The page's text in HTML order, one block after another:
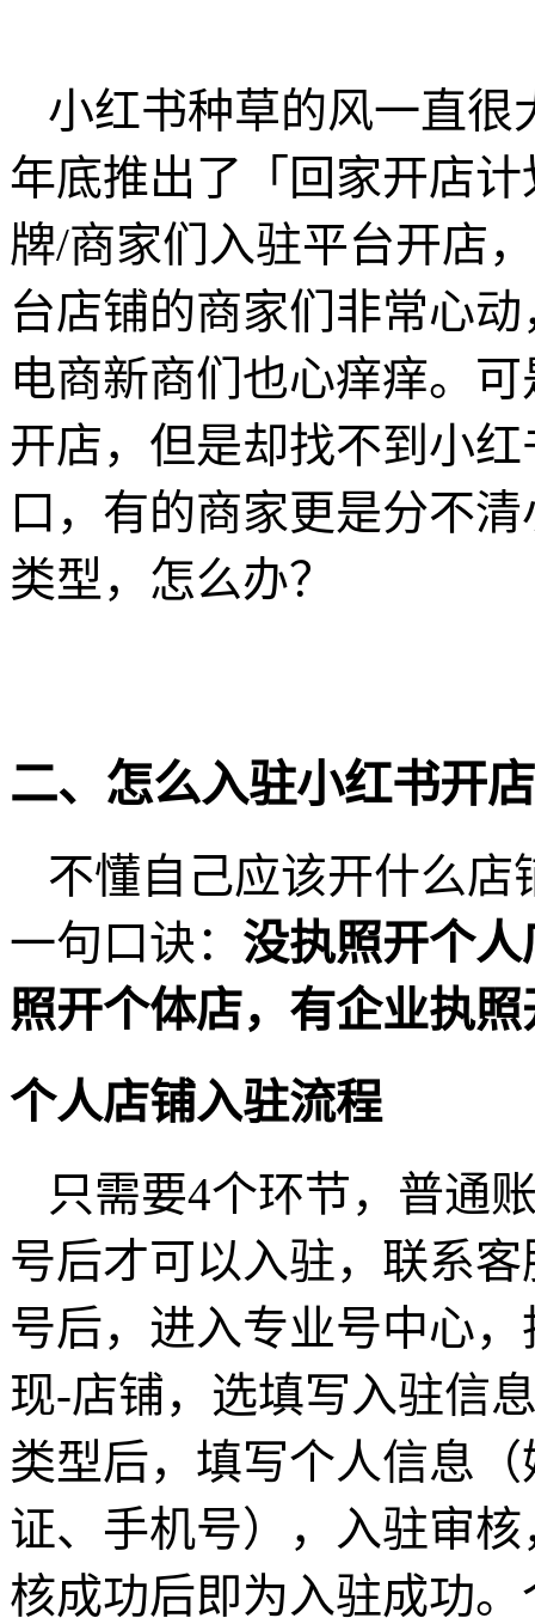
小红书种草的风一直很
年底推出了「回家开店
牌/商家们入驻平台开店
台店铺的商家们非常心
电商新商们也心痒痒。
开店，但是却找不到小
口，有的商家更是分不
类型，怎么办？
二、怎么入驻小红书开店
不懂自己应该开什么店
一句口诀： 没执照开个
照开个体店，有企业执
个人店铺入驻流程
只需要4个环节，普通
号后才可以入驻，联系
号后，进入专业号中心
现-店铺，选填写入驻信
类型后，填写个人信息
证、手机号），入驻审
核成功后即为入驻成功